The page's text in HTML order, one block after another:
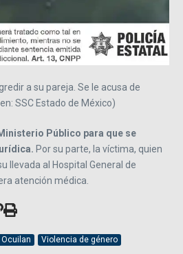
a su pareja. Se le acusa de
SSC Estado de México)
Público para que se
Por su parte, la víctima, quien
llevada al Hospital General de
atención médica.
Ocuilan Violencia de género